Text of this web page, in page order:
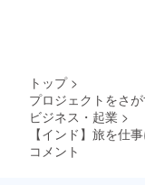
トップ >
プロジェクトをさ
ビジネス・起業 >
【インド】旅を仕
コメント